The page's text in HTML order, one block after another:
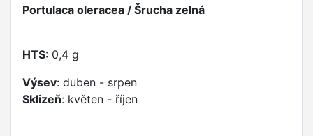
Portulaca oleracea / Šrucha zelná
HTS: 0,4 g
Výsev: duben - srpen
Sklizeň: květen - říjen